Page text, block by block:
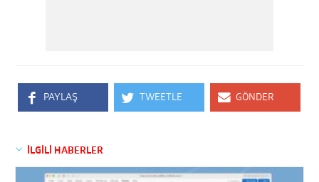
PAYLAŞ TWEETLE GÖNDER
İLGİLİ HABERLER